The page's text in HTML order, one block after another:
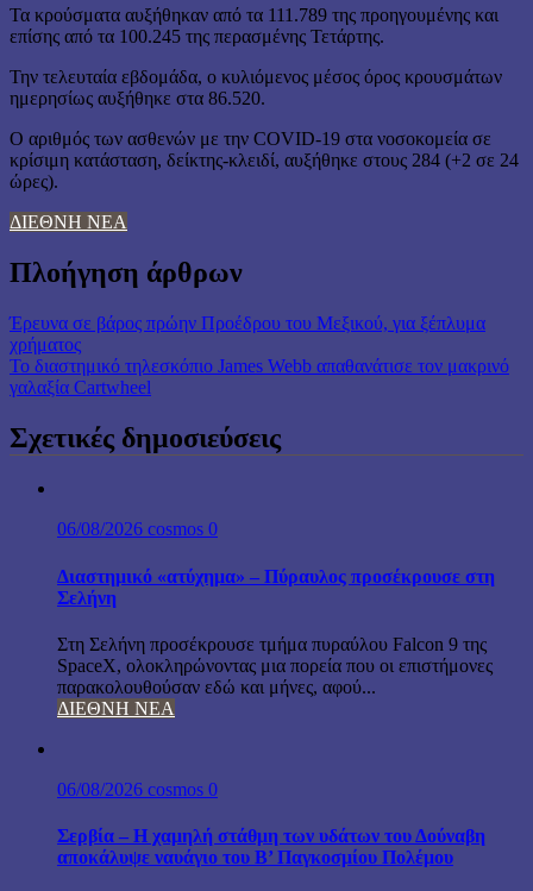
Τα κρούσματα αυξήθηκαν από τα 111.789 της προηγουμένης και
επίσης από τα 100.245 της περασμένης Τετάρτης.
Την τελευταία εβδομάδα, ο κυλιόμενος μέσος όρος κρουσμάτων
ημερησίως αυξήθηκε στα 86.520.
Ο αριθμός των ασθενών με την COVID-19 στα νοσοκομεία σε
κρίσιμη κατάσταση, δείκτης-κλειδί, αυξήθηκε στους 284 (+2 σε 24
ώρες).
ΔΙΕΘΝΗ ΝΕΑ
Πλοήγηση άρθρων
Έρευνα σε βάρος πρώην Προέδρου του Μεξικού, για ξέπλυμα
χρήματος
Το διαστημικό τηλεσκόπιο James Webb απαθανάτισε τον μακρινό
γαλαξία Cartwheel
Σχετικές δημοσιεύσεις
06/08/2026 cosmos 0
Διαστημικό «ατύχημα» – Πύραυλος προσέκρουσε στη
Σελήνη
Στη Σελήνη προσέκρουσε τμήμα πυραύλου Falcon 9 της
SpaceX, ολοκληρώνοντας μια πορεία που οι επιστήμονες
παρακολουθούσαν εδώ και μήνες, αφού...
ΔΙΕΘΝΗ ΝΕΑ
06/08/2026 cosmos 0
Σερβία – Η χαμηλή στάθμη των υδάτων του Δούναβη
αποκάλυψε ναυάγιο του Β’ Παγκοσμίου Πολέμου